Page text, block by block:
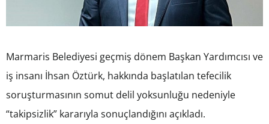
Marmaris Belediyesi geçmiş dönem Başkan Yardımcısı ve
iş insanı İhsan Öztürk, hakkında başlatılan tefecilik
soruşturmasının somut delil yoksunluğu nedeniyle
“takipsizlik” kararıyla sonuçlandığını açıkladı.